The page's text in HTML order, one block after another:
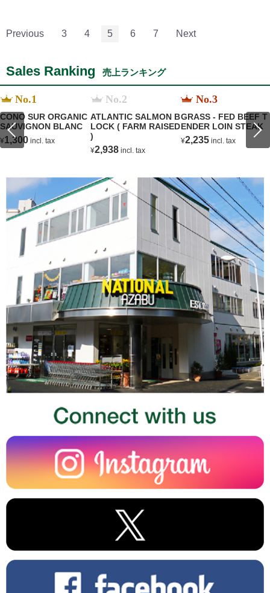
Previous 3 4 5 6 7 Next
Sales Ranking 売上ランキング
No.1
CONO SUR ORGANIC
SAUVIGNON BLANC
¥1,300 incl. tax
No.2
ATLANTIC SALMON B
LOCK ( FARM RAISED
)
¥2,938 incl. tax
No.3
GRASS - FED BEEF T
ENDER LOIN STEAK
¥2,235 incl. tax